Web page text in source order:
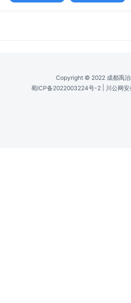
Copyright © 2022 成都禹治
蜀ICP备2022003224号-2
川公网